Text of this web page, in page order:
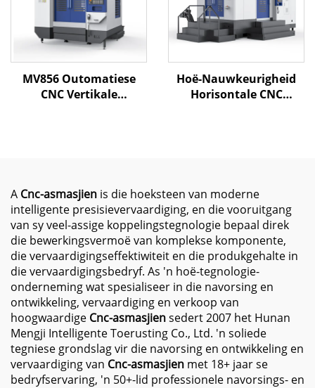
MV856 Outomatiese
CNC Vertikale
Hoë-Nauwkeurigheid
Horisontale CNC
A Cnc-asmasjien is die hoeksteen van moderne
intelligente presisievervaardiging, en die vooruitgang
van sy veel-assige koppelingstegnologie bepaal direk
die bewerkingsvermoë van komplekse komponente,
die vervaardigingseffektiwiteit en die produkgehalte in
die vervaardigingsbedryf. As 'n hoë-tegnologie-
onderneming wat spesialiseer in die navorsing en
ontwikkeling, vervaardiging en verkoop van
hoogwaardige Cnc-asmasjiensedert 2007 het Hunan
Mengji Intelligente Toerusting Co., Ltd. 'n soliede
tegniese grondslag vir die navorsing en ontwikkeling en
vervaardiging van Cnc-asmasjien met 18+ jaar se
bedryfservaring, 'n 50+-lid professionele navorsings- en